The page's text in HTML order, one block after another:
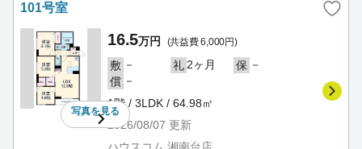
101号室
写真を見る
16.5万円 (共益費 6,000円)
敷 － 礼 2ヶ月 保 －
償 －
1階 / 3LDK / 64.98㎡
2026/08/07 更新